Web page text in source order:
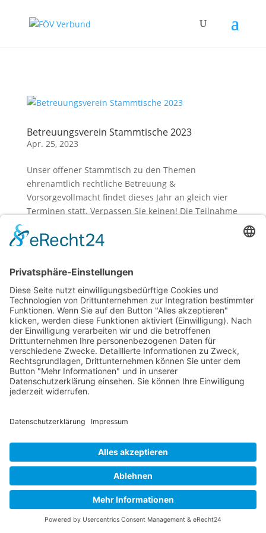
Betreuungsverein Stammtische 2023
Apr. 25, 2023
Unser offener Stammtisch zu den Themen
ehrenamtlich rechtliche Betreuung &
Vorsorgevollmacht findet dieses Jahr an gleich vier
Terminen statt. Verpassen Sie keinen! Die Teilnahme
eine vorherige Anmeldung unter 030...
NEUER Stammtisch
Juni 7, 2022
Achtung: Es gibt einen neuen Stammtisch in Staaken
bei dem sich alles um die Themen ehrenamtliche
gesetzliche Betreuung & Vorsorgevollmacht dreht.
Die Teilnahme am Stammtisch ist kostenlos. Jedoch
bitten wir um eine vorherige Anmeldung unter 030